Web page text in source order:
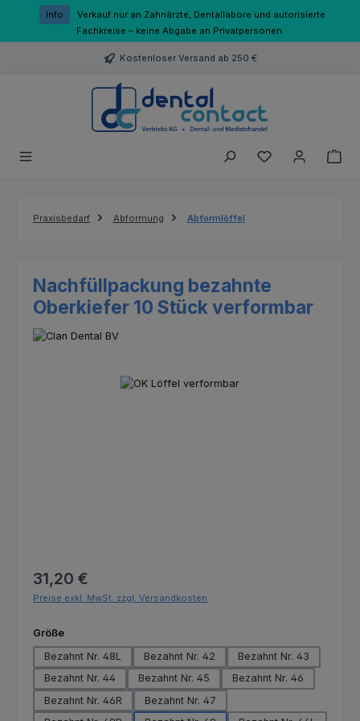
Zum Hauptinhalt springen
Info
Verkauf nur an Zahnärzte, Dentallabore und autorisierte
Fachkreise – keine Abgabe an Privatpersonen.
Kostenloser Versand ab 250 €
Du hast 0
Praxisbedarf Abformung Abformlöffel
Nachfüllpackung bezahnte
Oberkiefer 10 Stück verformbar
Bildergalerie überspringen
Regulärer Preis:
31,20 €
Preise exkl. MwSt. zzgl. Versandkosten
Größeauswählen
Bezahnt Nr. 48L
Bezahnt Nr. 42
Bezahnt Nr. 43
Bezahnt Nr. 44
Bezahnt Nr. 45
Bezahnt Nr. 46
Bezahnt Nr. 46R
Bezahnt Nr. 47